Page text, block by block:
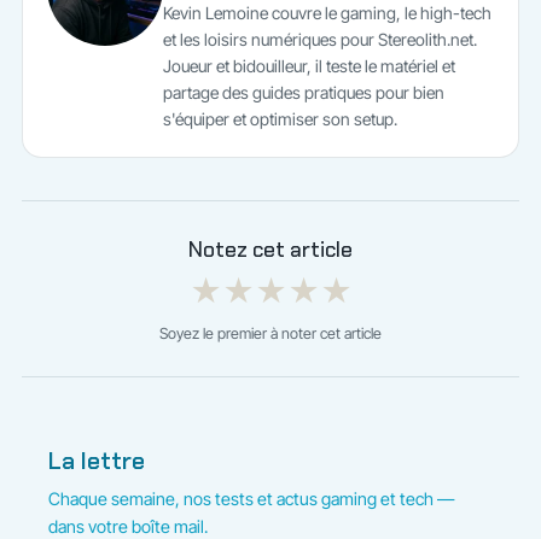
Kevin Lemoine couvre le gaming, le high-tech
et les loisirs numériques pour Stereolith.net.
Joueur et bidouilleur, il teste le matériel et
partage des guides pratiques pour bien
s'équiper et optimiser son setup.
Notez cet article
★★★★★
Soyez le premier à noter cet article
La lettre
Chaque semaine, nos tests et actus gaming et tech —
dans votre boîte mail.